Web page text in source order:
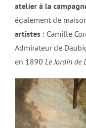
atelier à la
également de
artistes: Camille
Admirateur de
en 1890 Le Jardin de